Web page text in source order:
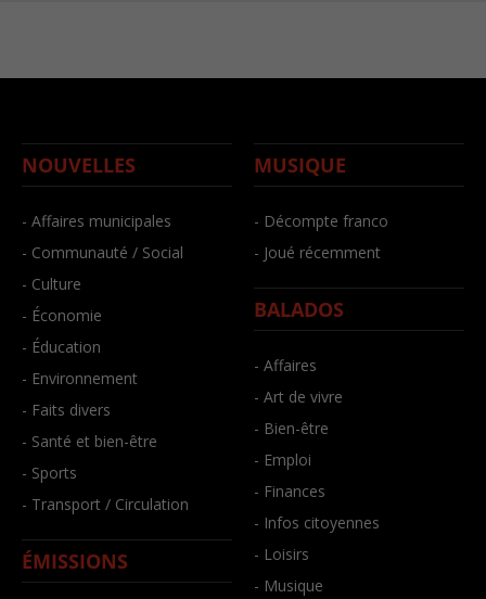
NOUVELLES
- Affaires municipales
- Communauté / Social
- Culture
- Économie
- Éducation
- Environnement
- Faits divers
- Santé et bien-être
- Sports
- Transport / Circulation
ÉMISSIONS
MUSIQUE
- Décompte franco
- Joué récemment
BALADOS
- Affaires
- Art de vivre
- Bien-être
- Emploi
- Finances
- Infos citoyennes
- Loisirs
- Musique